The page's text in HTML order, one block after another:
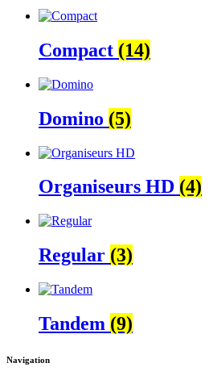
Compact (14)
Domino (5)
Organiseurs HD (4)
Regular (3)
Tandem (9)
Navigation